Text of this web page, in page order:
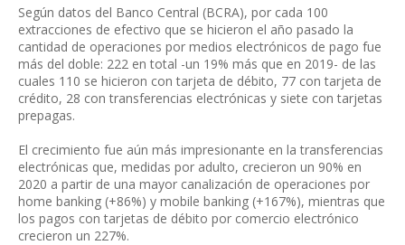
Según datos del Banco Central (BCRA), por cada 100
extracciones de efectivo que se hicieron el año pasado la
cantidad de operaciones por medios electrónicos de pago fue
más del doble: 222 en total -un 19% más que en 2019- de las
cuales 110 se hicieron con tarjeta de débito, 77 con tarjeta de
crédito, 28 con transferencias electrónicas y siete con tarjetas
prepagas.
El crecimiento fue aún más impresionante en la transferencias
electrónicas que, medidas por adulto, crecieron un 90% en
2020 a partir de una mayor canalización de operaciones por
home banking (+86%) y mobile banking (+167%), mientras que
los pagos con tarjetas de débito por comercio electrónico
crecieron un 227%.